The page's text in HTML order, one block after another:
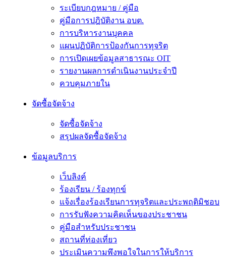
ระเบียบกฎหมาย / คู่มือ
คู่มือการปฎิบัติงาน อบต.
การบริหารงานบุคคล
แผนปฏิบัติการป้องกันการทุจริต
การเปิดเผยข้อมูลสาธารณะ OIT
รายงานผลการดำเนินงานประจำปี
ควบคุมภายใน
จัดซื้อจัดจ้าง
จัดซื้อจัดจ้าง
สรุปผลจัดซื้อจัดจ้าง
ข้อมูลบริการ
เว็บลิงค์
ร้องเรียน / ร้องทุกข์
แจ้งเรื่องร้องเรียนการทุจริตและประพฤติมิชอบ
การรับฟังความคิดเห็นของประชาชน
คู่มือสำหรับประชาชน
สถานที่ท่องเที่ยว
ประเมินความพึงพอใจในการให้บริการ